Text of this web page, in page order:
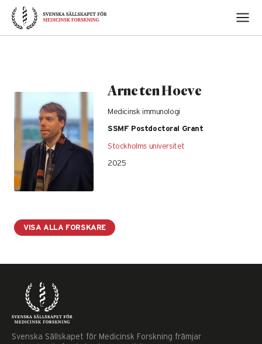
Skip
content
Arne ten Hoeve
Medicinsk immunologi
SSMF Postdoctoral Grant
Stockholms universitet
2025
VISA ALLA FORSKARE
Svenska Sällskapet för Medicinsk Forskning främjar